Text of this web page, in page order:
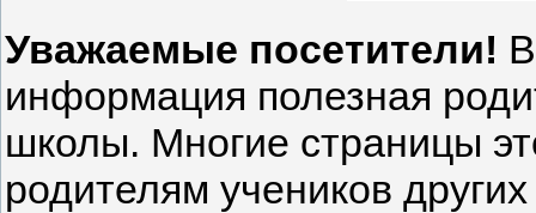
Уважаемые посетители!
информация полезная
школы. Многие страницы
родителям учеников